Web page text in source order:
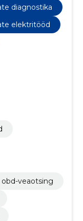
ohutuse,
diagnostika
elektritööd
obd-veaotsing